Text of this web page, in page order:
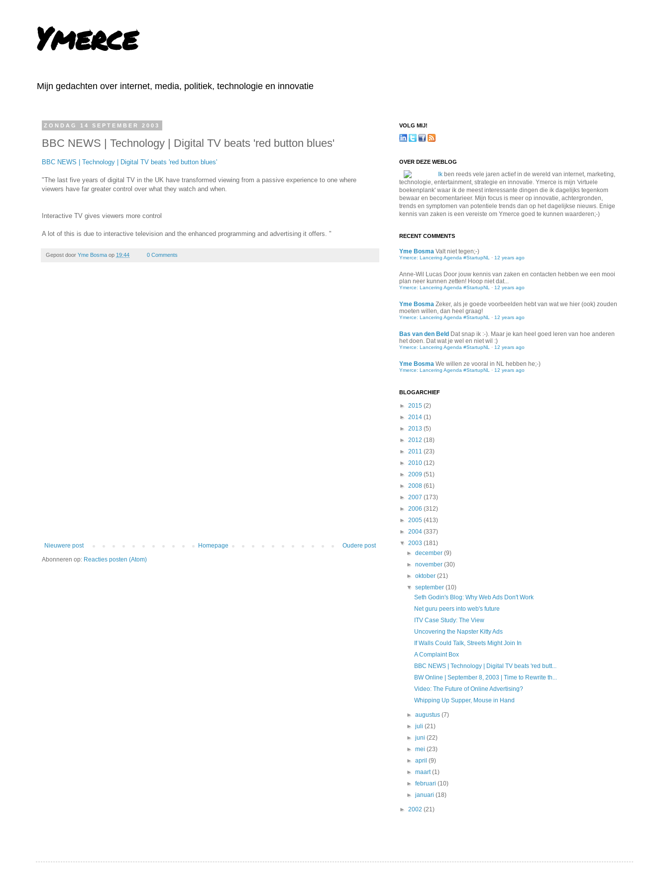
Ymerce
Mijn gedachten over internet, media, politiek, technologie en innovatie
ZONDAG 14 SEPTEMBER 2003
BBC NEWS | Technology | Digital TV beats 'red button blues'
BBC NEWS | Technology | Digital TV beats 'red button blues'
"The last five years of digital TV in the UK have transformed viewing from a passive experience to one where
viewers have far greater control over what they watch and when.
Interactive TV gives viewers more control
A lot of this is due to interactive television and the enhanced programming and advertising it offers. "
Gepost door Yme Bosma op 19:44 0 Comments
Nieuwere post Oudere post
Homepage
Abonneren op: Reacties posten (Atom)
VOLG MIJ!
OVER DEZE WEBLOG
Ik ben reeds vele jaren actief in de wereld van internet, marketing,
technologie, entertainment, strategie en innovatie. Ymerce is mijn 'virtuele
boekenplank' waar ik de meest interessante dingen die ik dagelijks tegenkom
bewaar en becomentarieer. Mijn focus is meer op innovatie, achtergronden,
trends en symptomen van potentiele trends dan op het dagelijkse nieuws. Enige
kennis van zaken is een vereiste om Ymerce goed te kunnen waarderen;-)
RECENT COMMENTS
Yme Bosma Valt niet tegen;-)
Ymerce: Lancering Agenda #StartupNL · 12 years ago
Anne-Wil Lucas Door jouw kennis van zaken en contacten hebben we een mooi
plan neer kunnen zetten! Hoop niet dat...
Ymerce: Lancering Agenda #StartupNL · 12 years ago
Yme Bosma Zeker, als je goede voorbeelden hebt van wat we hier (ook) zouden
moeten willen, dan heel graag!
Ymerce: Lancering Agenda #StartupNL · 12 years ago
Bas van den Beld Dat snap ik :-). Maar je kan heel goed leren van hoe anderen
het doen. Dat wat je wel en niet wil :)
Ymerce: Lancering Agenda #StartupNL · 12 years ago
Yme Bosma We willen ze vooral in NL hebben he;-)
Ymerce: Lancering Agenda #StartupNL · 12 years ago
BLOGARCHIEF
► 2015 (2)
► 2014 (1)
► 2013 (5)
► 2012 (18)
► 2011 (23)
► 2010 (12)
► 2009 (51)
► 2008 (61)
► 2007 (173)
► 2006 (312)
► 2005 (413)
► 2004 (337)
▼ 2003 (181)
►december(9)
►november(30)
►oktober(21)
▼september(10)
Seth Godin's Blog: Why Web Ads Don't Work
Net guru peers into web's future
ITV Case Study: The View
Uncovering the Napster Kitty Ads
If Walls Could Talk, Streets Might Join In
A Complaint Box
BBC NEWS | Technology | Digital TV beats 'red butt...
BW Online | September 8, 2003 | Time to Rewrite th...
Video: The Future of Online Advertising?
Whipping Up Supper, Mouse in Hand
►augustus(7)
►juli(21)
►juni(22)
►mei(23)
►april(9)
►maart(1)
►februari(10)
►januari(18)
► 2002 (21)